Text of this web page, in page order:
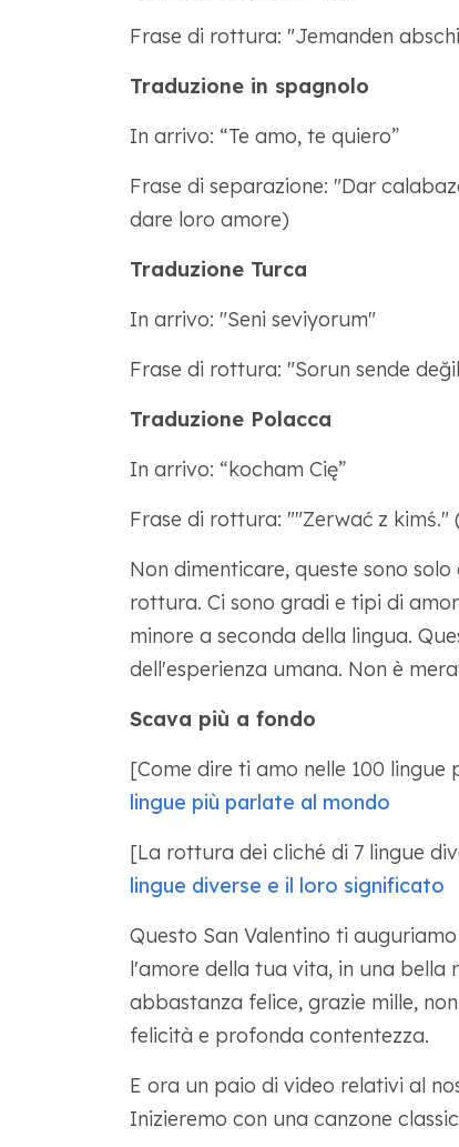
Frase di rottura: "Jemanden
Traduzione in spagnolo
In arrivo: “Te amo, te quiero”
Frase di separazione: "Dar
dare loro amore)
Traduzione Turca
In arrivo: "Seni seviyorum"
Frase di rottura: "Sorun sende
Traduzione Polacca
In arrivo: “kocham Cię”
Frase di rottura: ""Zerwać z
Non dimenticare, queste sono
rottura. Ci sono gradi e tipi di
minore a seconda della lingua.
dell'esperienza umana. Non è
Scava più a fondo
[Come dire ti amo nelle 100
lingue più parlate al mondo
[La rottura dei cliché di 7 lingue
lingue diverse e il loro significato
Questo San Valentino ti
l'amore della tua vita, in una bella
abbastanza felice, grazie mille,
felicità e profonda contentezza.
E ora un paio di video relativi al
Inizieremo con una canzone